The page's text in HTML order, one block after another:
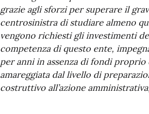
grazie agli sforzi per superare il
centrosinistra di studiare almeno
vengono richiesti gli investimenti
competenza di questo ente,
per anni in assenza di fondi proprio
amareggiata dal livello di
costruttivo all’azione